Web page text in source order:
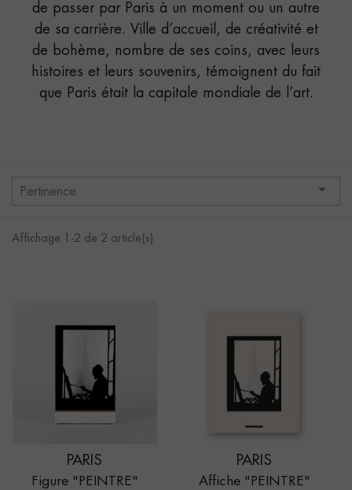
de passer par Paris à un moment ou un autre
de sa carrière. Ville d’accueil, de créativité et
de bohème, nombre de ses coins, avec leurs
histoires et leurs souvenirs, témoignent du fait
que Paris était la capitale mondiale de l’art.
Pertinence 
Affichage 1-2 de 2 article(s)
PARIS
Figure "PEINTRE"
PARIS
Affiche "PEINTRE"